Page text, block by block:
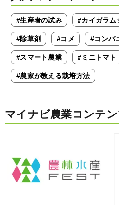
#生産者の試み #カイガラム
#除草剤 #コメ #コンパ
#スマート農業 #ミニトマト
#農家が教える栽培方法
マイナビ農業コンテン